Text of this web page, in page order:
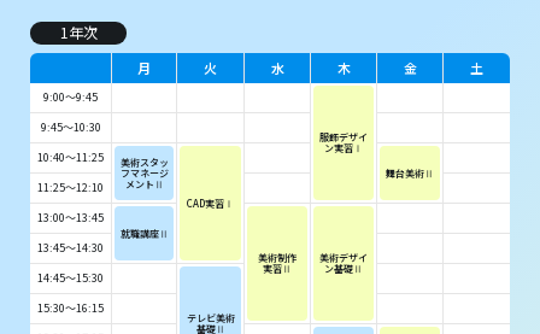
1年次
月 火 水 木 金 土
9:00～9:45
服飾デザイ
ン実習Ⅰ
9:45～10:30
10:40～11:25
美術スタッ
フマネージ
メントⅡ
CAD実習Ⅰ
舞台美術Ⅱ
11:25～12:10
13:00～13:45
就職講座Ⅱ
美術制作
実習Ⅱ
美術デザイ
ン基礎Ⅱ
13:45～14:30
14:45～15:30
テレビ美術
基礎Ⅱ
15:30～16:15